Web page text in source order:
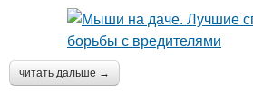
читать дальше →